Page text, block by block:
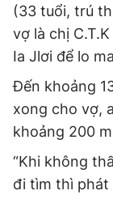
Đọc Thanh
Theo dõi báo trên
Hotline
(33 tuổi, trú
vợ là chị
Ia Jlơi để lo
Đến khoảng
xong cho vợ,
khoảng 200
“Khi không
đi tìm thì phát